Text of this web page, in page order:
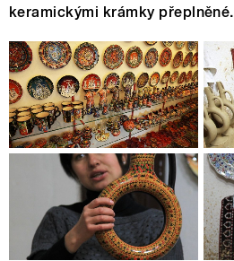
keramickými krámky přeplněné.